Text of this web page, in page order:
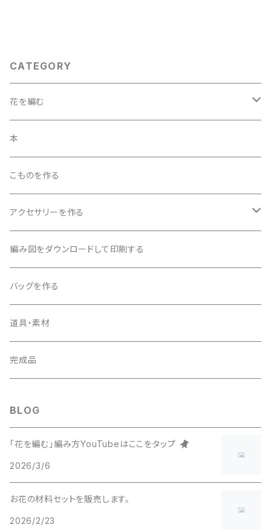
CATEGORY
花を編む
「花を編む」6ｐ～13ｐの花
「花を編む」１4ｐ～20ｐの花
「花を編む」21ｐ～28ｐの花
本
こものを作る
アクセサリーを作る
ビーズを編み込んで作る
ビーズを編み込まないで作る
アクセサリー工具を使う
編み図をダウンロードして印刷する
バッグを作る
道具・素材
完成品
BLOG
「花を編む」編み方YouTubeはここをタップ
2026/3/6
お花の材料セットを販売します。
2026/2/23